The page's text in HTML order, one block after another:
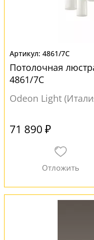
4861/7C
Потолочная
4861/7C
Odeon Light
71 890 ₽